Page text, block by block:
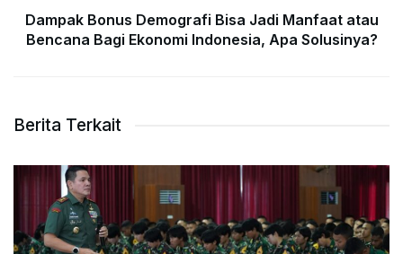
Dampak Bonus Demografi Bisa Jadi Manfaat atau
Bencana Bagi Ekonomi Indonesia, Apa Solusinya?
Berita Terkait